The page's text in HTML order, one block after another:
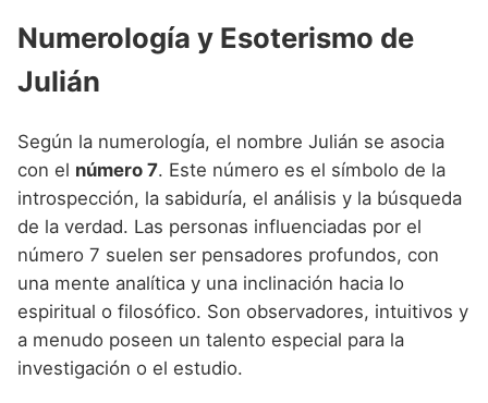
Numerología y Esoterismo de
Julián
Según la numerología, el nombre Julián se asocia
con el número 7. Este número es el símbolo de la
introspección, la sabiduría, el análisis y la búsqueda
de la verdad. Las personas influenciadas por el
número 7 suelen ser pensadores profundos, con
una mente analítica y una inclinación hacia lo
espiritual o filosófico. Son observadores, intuitivos y
a menudo poseen un talento especial para la
investigación o el estudio.